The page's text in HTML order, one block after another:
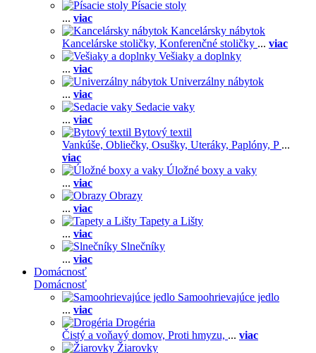
Písacie stoly
... viac
Kancelársky nábytok
Kancelárske stoličky, Konferenčné stoličky ... viac
Vešiaky a doplnky
... viac
Univerzálny nábytok
... viac
Sedacie vaky
... viac
Bytový textil
Vankúše, Obliečky, Osušky, Uteráky, Paplóny, P ...
viac
Úložné boxy a vaky
... viac
Obrazy
... viac
Tapety a Lišty
... viac
Slnečníky
... viac
Domácnosť
Domácnosť
Samoohrievajúce jedlo
... viac
Drogéria
Čistý a voňavý domov, Proti hmyzu, ... viac
Žiarovky